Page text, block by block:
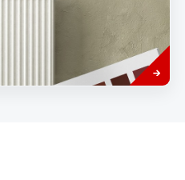
Savoir
plus